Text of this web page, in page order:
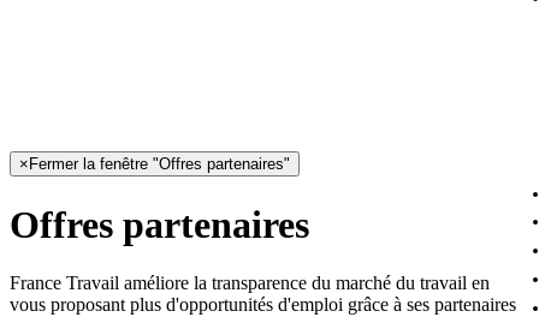
× Fermer la fenêtre "Offres partenaires"
Offres partenaires
France Travail améliore la transparence du marché du travail en
vous proposant plus d'opportunités d'emploi grâce à ses partenaires